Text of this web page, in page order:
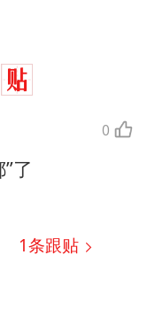
0
了
1条跟贴